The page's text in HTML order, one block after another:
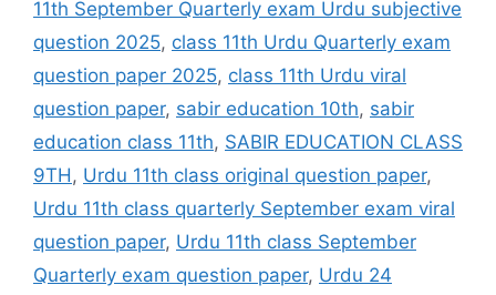
11th September Quarterly exam Urdu subjective
question 2025, class 11th Urdu Quarterly exam
question paper 2025, class 11th Urdu viral
question paper, sabir education 10th, sabir
education class 11th, SABIR EDUCATION CLASS
9TH , Urdu 11th class original question paper,
Urdu 11th class quarterly September exam viral
question paper, Urdu 11th class September
Quarterly exam question paper, Urdu 24